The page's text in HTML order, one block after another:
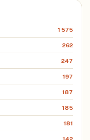
1 575
262
247
197
187
185
181